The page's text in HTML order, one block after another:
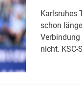
Karlsruhes
schon
nicht. KSC-